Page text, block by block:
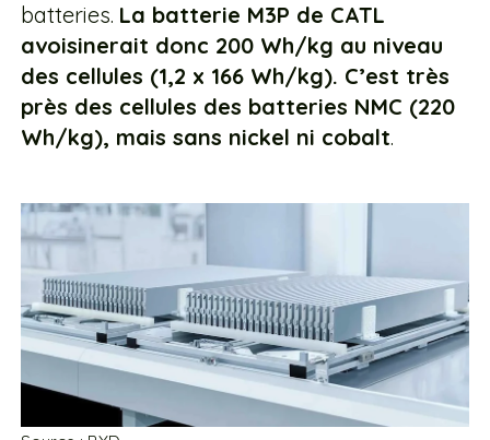
batteries. La batterie M3P de CATL
avoisinerait donc 200 Wh/kg au niveau
des cellules (1,2 x 166 Wh/kg). C’est très
près des cellules des batteries NMC (220
Wh/kg), mais sans nickel ni cobalt.